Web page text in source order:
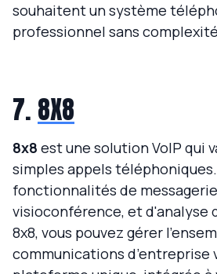
souhaitent un système
professionnel sans
7. 8X8
8x8 est une solution VoIP qui
simples appels
fonctionnalités de
visioconférence, et d'analyse
8x8, vous pouvez gérer
communications d’entreprise